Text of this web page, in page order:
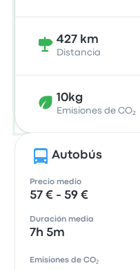
427 km
Distancia
10kg
Emisiones de CO₂
Autobús
Precio medio
57 € - 59 €
Duración media
7h 5m
Emisiones de CO₂